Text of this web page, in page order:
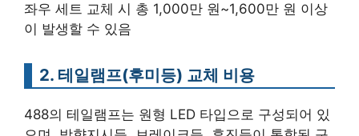
좌우 세트 교체 시 총 1,000만 원~1,600만 원 이상
이 발생할 수 있음
2. 테일램프(후미등) 교체 비용
488의 테일램프는 원형 LED 타입으로 구성되어 있